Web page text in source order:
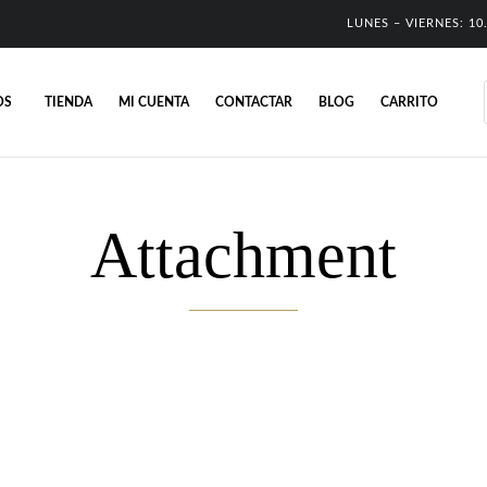
LUNES – VIERNES:
TIENDA MI CUENTA CONTACTAR BLOG CARRITO
Attachment